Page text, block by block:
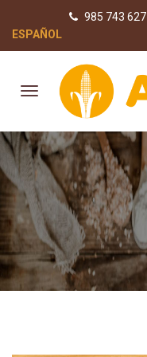
985 743 627
ESPAÑOL